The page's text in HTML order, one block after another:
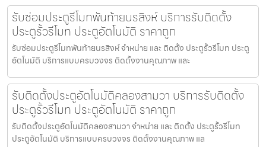
รับซ่อมประตูรีโมทพันท้ายนรสิงห์ บริการรับติดตั้ง
ประตูรั้วรีโมท ประตูอัตโนมัติ ราคาถูก
รับซ่อมประตูรีโมทพันท้ายนรสิงห์ จำหน่าย และ ติดตั้ง ประตูรั้วรีโมท ประตู
อัตโนมัติ บริการแบบครบวงจร ติดตั้งงานคุณภาพ และ
รับติดตั้งประตูอัตโนมัติคลองสามวา บริการรับติดตั้ง
ประตูรั้วรีโมท ประตูอัตโนมัติ ราคาถูก
รับติดตั้งประตูอัตโนมัติคลองสามวา จำหน่าย และ ติดตั้ง ประตูรั้วรีโมท
ประตูอัตโนมัติ บริการแบบครบวงจร ติดตั้งงานคุณภาพ แล